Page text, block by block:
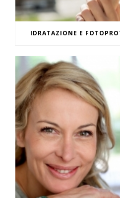
IDRATAZIONE E